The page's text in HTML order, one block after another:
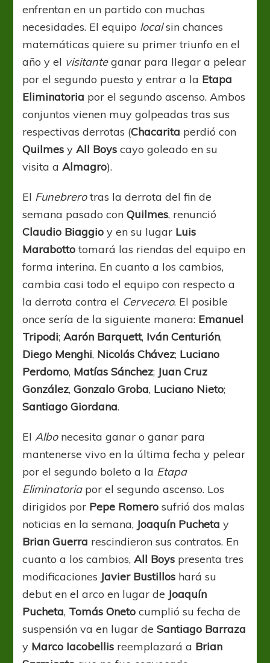
enfrentan en un partido con muchas
necesidades. El equipo localsin chances
matemáticas quiere su primer triunfo en el
año y el visitanteganar para llegar a pelear
por el segundo puesto y entrar a la Etapa
Eliminatoria por el segundo ascenso. Ambos
conjuntos vienen muy golpeadas tras sus
respectivas derrotas (Chacarita perdió con
QuilmesyAll Boys cayo goleado en su
visita aAlmagro).
El Funebrerotras la derrota del fin de
semana pasado conQuilmes, renunció
Claudio Biaggio y en su lugar Luis
Marabotto tomará las riendas del equipo en
forma interina. En cuanto a los cambios,
cambia casi todo el equipo con respecto a
la derrota contra el Cervecero. El posible
once sería de la siguiente manera: Emanuel
Tripodi;Aarón Barquett, Iván Centurión,
Diego Menghi, Nicolás Chávez; Luciano
Perdomo, Matías Sánchez; Juan Cruz
González,Gonzalo Groba, Luciano Nieto;
Santiago Giordana.
ElAlbonecesita ganar o ganar para
mantenerse vivo en la última fecha y pelear
por el segundo boleto a la Etapa
Eliminatoriapor el segundo ascenso. Los
dirigidos por Pepe Romero sufrió dos malas
noticias en la semana, Joaquín Pucheta y
Brian Guerra rescindieron sus contratos. En
cuanto a los cambios,All Boys presenta tres
modificaciones Javier Bustillos hará su
debut en el arco en lugar de Joaquín
Pucheta, Tomás Oneto cumplió su fecha de
suspensión va en lugar deSantiago Barraza
y Marco Iacobellis reemplazará a Brian